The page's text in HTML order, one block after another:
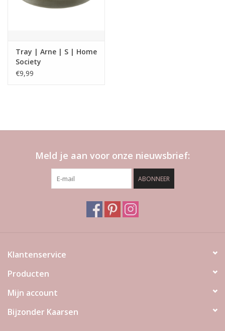
Merken
Tray | Arne | S | Home
Society
€9,99
Meld je aan voor onze nieuwsbrief:
ABONNEER
Klantenservice
Producten
Mijn account
Bijzonder Kaarsen